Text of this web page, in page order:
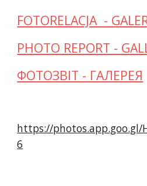
FOTORELACJA  -
PHOTO REPORT -
ФОТОЗВІТ - ГАЛЕРЕЯ
https://photos.app.goo.gl/
6